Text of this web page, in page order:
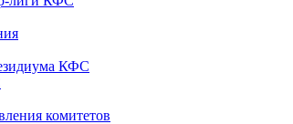
КФС
комитетов